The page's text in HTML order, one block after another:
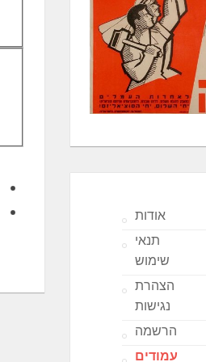
אודות
תנאי
שימוש
הצהרת
נגישות
הרשמה
עמודים